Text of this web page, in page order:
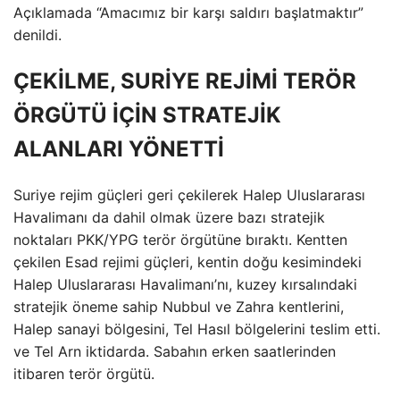
Açıklamada “Amacımız bir karşı saldırı başlatmaktır”
denildi.
ÇEKİLME, SURİYE REJİMİ TERÖR
ÖRGÜTÜ İÇİN STRATEJİK
ALANLARI YÖNETTİ
Suriye rejim güçleri geri çekilerek Halep Uluslararası
Havalimanı da dahil olmak üzere bazı stratejik
noktaları PKK/YPG terör örgütüne bıraktı. Kentten
çekilen Esad rejimi güçleri, kentin doğu kesimindeki
Halep Uluslararası Havalimanı’nı, kuzey kırsalındaki
stratejik öneme sahip Nubbul ve Zahra kentlerini,
Halep sanayi bölgesini, Tel Hasıl bölgelerini teslim etti.
ve Tel Arn iktidarda. Sabahın erken saatlerinden
itibaren terör örgütü.